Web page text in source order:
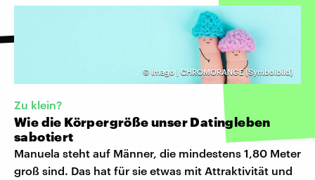
© Imago | CHROMORANGE (Symbolbild)
Zu klein?
Wie die Körpergröße unser Datingleben
sabotiert
Manuela steht auf Männer, die mindestens 1,80 Meter
groß sind. Das hat für sie etwas mit Attraktivität und